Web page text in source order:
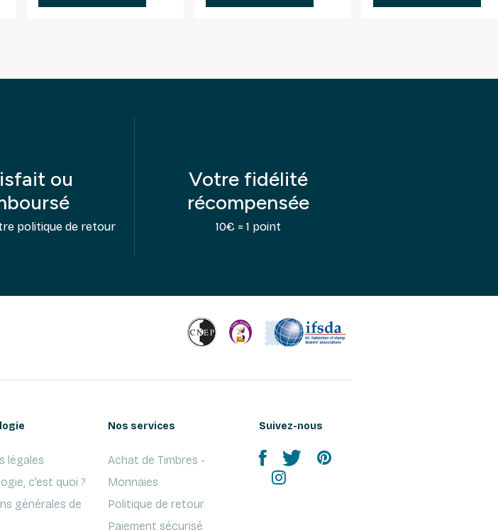
ou
politique de retour
Votre fidélité
récompensée
10€ = 1 point
légales
c'est quoi ?
générales de
Nos services
Achat de Timbres -
Monnaies
Politique de retour
Paiement sécurisé
Suivez-nous